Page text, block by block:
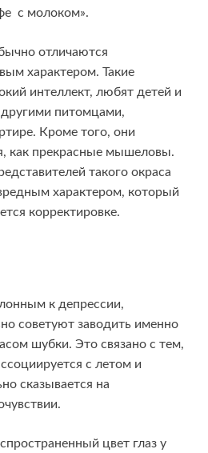
с молоком».
отличаются
характером. Такие
интеллект, любят детей и
питомцами,
Кроме того, они
как прекрасные мышеловы.
такого окраса
характером, который
корректировке.
к депрессии,
советуют заводить именно
шубки. Это связано с тем,
с летом и
сказывается на
цвет глаз у